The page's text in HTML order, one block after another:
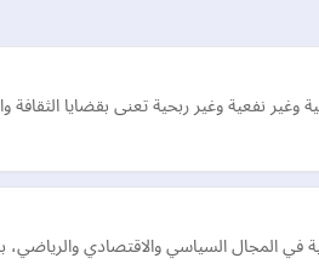
نفعية وغير ربحية تعنى بقضايا الثقافة
في المجال السياسي والاقتصادي والرياضي،